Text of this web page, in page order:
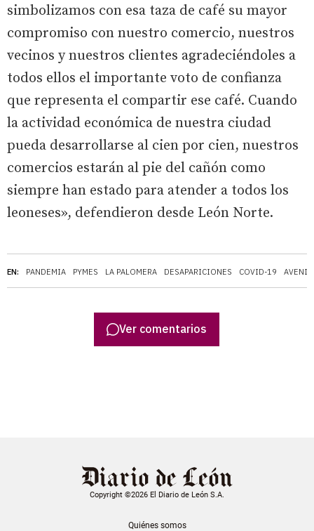
EN: PANDEMIA PYMES LA PALOMERA DESAPARICIONES COVID-19
simbolizamos con esa taza de café su mayor
compromiso con nuestro comercio, nuestros
vecinos y nuestros clientes agradeciéndoles a
todos ellos el importante voto de confianza
que representa el compartir ese café. Cuando
la actividad económica de nuestra ciudad
pueda desarrollarse al cien por cien, nuestros
comercios estarán al pie del cañón como
siempre han estado para atender a todos los
leoneses», defendieron desde León Norte.
Ver comentarios
Copyright ©2026 El Diario de León S.A.
Quiénes somos